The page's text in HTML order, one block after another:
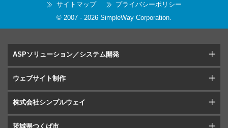
サイトマップ
プライバシーポリシー
© 2007 - 2026 SimpleWay Corporation.
ASPソリューション／システム開発
ウェブサイト制作
株式会社シンプルウェイ
茨城県つくば市